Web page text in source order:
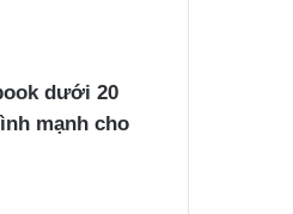
dưới 20
mạnh cho